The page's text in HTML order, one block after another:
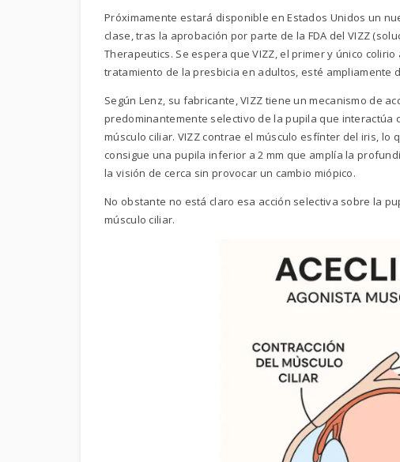
Próximamente estará disponible en Estados Unidos un
clase, tras la aprobación por parte de la FDA del VIZZ
Therapeutics. Se espera que VIZZ, el primer y único
tratamiento de la presbicia en adultos, esté ampliamente
Según Lenz, su fabricante, VIZZ tiene un mecanismo de
predominantemente selectivo de la pupila que interactúa
músculo ciliar. VIZZ contrae el músculo esfínter del iris,
consigue una pupila inferior a 2 mm que amplía la
la visión de cerca sin provocar un cambio miópico.
No obstante no está claro esa acción selectiva sobre la
músculo ciliar.